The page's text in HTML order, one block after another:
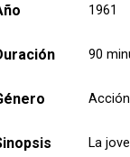
1961
90
La